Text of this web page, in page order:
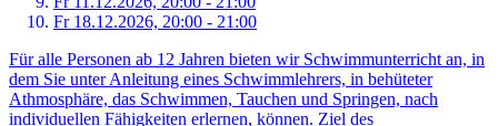
Fr 18.12.2026, 20:00 - 21:00
Für alle Personen ab 12 Jahren bieten wir Schwimmunterricht an, in
dem Sie unter Anleitung eines Schwimmlehrers, in behüteter
Athmosphäre, das Schwimmen, Tauchen und Springen, nach
individuellen Fähigkeiten erlernen, können. Ziel des